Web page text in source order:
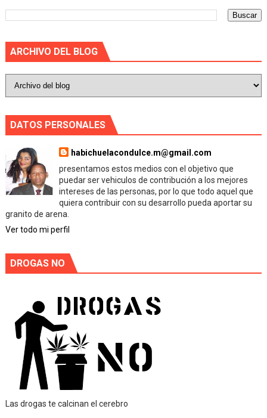
ARCHIVO DEL BLOG
DATOS PERSONALES
habichuelacondulce.m@gmail.com
presentamos estos medios con el objetivo que
puedar ser vehiculos de contribución a los mejores
intereses de las personas, por lo que todo aquel que
quiera contribuir con su desarrollo pueda aportar su
granito de arena.
Ver todo mi perfil
DROGAS NO
Las drogas te calcinan el cerebro